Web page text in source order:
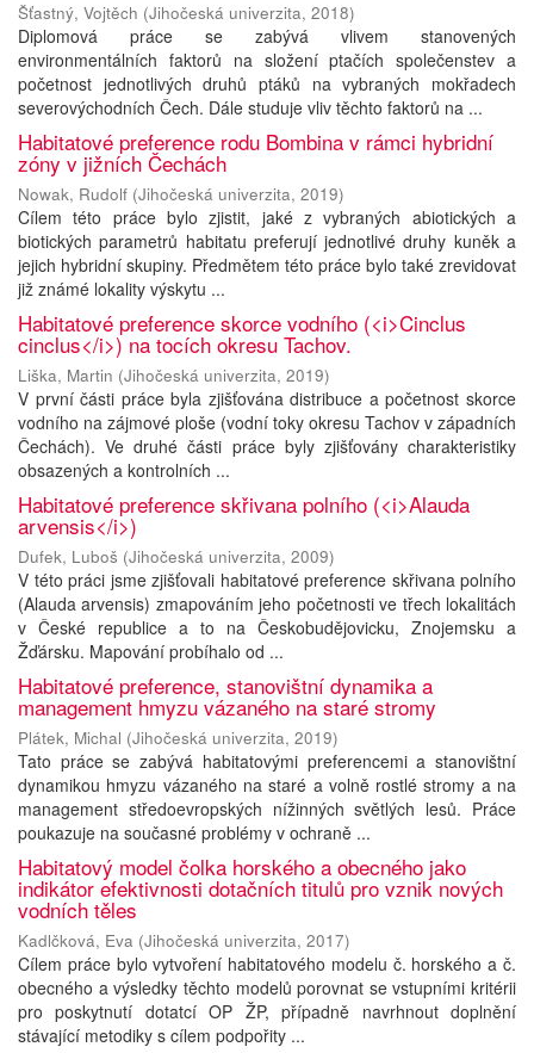
Šťastný, Vojtěch (Jihočeská univerzita, 2018)
Diplomová práce se zabývá vlivem stanovených
environmentálních faktorů na složení ptačích společenstev a
početnost jednotlivých druhů ptáků na vybraných mokřadech
severovýchodních Čech. Dále studuje vliv těchto faktorů na ...
Habitatové preference rodu Bombina v rámci hybridní
zóny v jižních Čechách
Nowak, Rudolf (Jihočeská univerzita, 2019)
Cílem této práce bylo zjistit, jaké z vybraných abiotických a
biotických parametrů habitatu preferují jednotlivé druhy kuněk a
jejich hybridní skupiny. Předmětem této práce bylo také zrevidovat
již známé lokality výskytu ...
Habitatové preference skorce vodního (<i>Cinclus
cinclus</i>) na tocích okresu Tachov.
Liška, Martin (Jihočeská univerzita, 2019)
V první části práce byla zjišťována distribuce a početnost skorce
vodního na zájmové ploše (vodní toky okresu Tachov v západních
Čechách). Ve druhé části práce byly zjišťovány charakteristiky
obsazených a kontrolních ...
Habitatové preference skřivana polního (<i>Alauda
arvensis</i>)
Dufek, Luboš (Jihočeská univerzita, 2009)
V této práci jsme zjišťovali habitatové preference skřivana polního
(Alauda arvensis) zmapováním jeho početnosti ve třech lokalitách
v České republice a to na Českobudějovicku, Znojemsku a
Žďársku. Mapování probíhalo od ...
Habitatové preference, stanovištní dynamika a
management hmyzu vázaného na staré stromy
Plátek, Michal (Jihočeská univerzita, 2019)
Tato práce se zabývá habitatovými preferencemi a stanovištní
dynamikou hmyzu vázaného na staré a volně rostlé stromy a na
management středoevropských nížinných světlých lesů. Práce
poukazuje na současné problémy v ochraně ...
Habitatový model čolka horského a obecného jako
indikátor efektivnosti dotačních titulů pro vznik nových
vodních těles
Kadlčková, Eva (Jihočeská univerzita, 2017)
Cílem práce bylo vytvoření habitatového modelu č. horského a č.
obecného a výsledky těchto modelů porovnat se vstupními kritérii
pro poskytnutí dotatcí OP ŽP, případně navrhnout doplnění
stávající metodiky s cílem podpořity ...